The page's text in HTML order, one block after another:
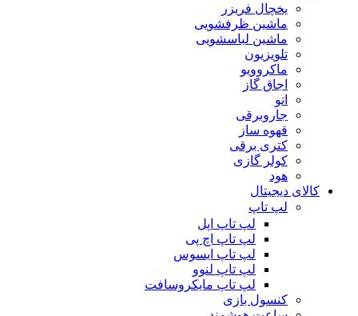
یخچال فریزر
ماشین ظرفشویی
ماشین لباسشویی
تلویزیون
ماکروویو
اجاق گاز
اتو
جاروبرقی
قهوه ساز
کتری برقی
کولر گازی
هود
کالای دیجیتال
لپ تاپ
لپ تاپ اپل
لپ تاپ اچ پی
لپ تاپ ایسوس
لپ تاپ لنوو
لپ تاپ مایکروسافت
کنسول بازی